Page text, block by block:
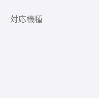
対応機種